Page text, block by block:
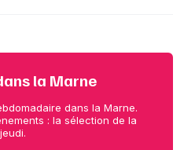
la Marne
dans la Marne.
: la sélection de la